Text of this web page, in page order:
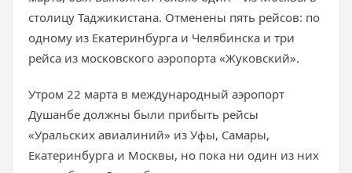
столицу Таджикистана. Отменены пять рейсов: по
одному из Екатеринбурга и Челябинска и три
рейса из московского аэропорта «Жуковский».
Утром 22 марта в международный аэропорт
Душанбе должны были прибыть рейсы
«Уральских авиалиний» из Уфы, Самары,
Екатеринбурга и Москвы, но пока ни один из них